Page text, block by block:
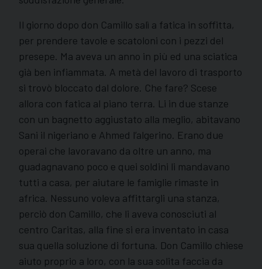
Il giorno dopo don Camillo salì a fatica in soffitta,
per prendere tavole e scatoloni con i pezzi del
presepe. Ma aveva un anno in più ed una sciatica
già ben infiammata. A metà del lavoro di trasporto
si trovò bloccato dal dolore. Che fare? Scese
allora con fatica al piano terra. Li in due stanze
con un bagnetto aggiustato alla meglio, abitavano
Sani il nigeriano e Ahmed l’algerino. Erano due
operai che lavoravano da oltre un anno, ma
guadagnavano poco e quei soldini li mandavano
tutti a casa, per aiutare le famiglie rimaste in
africa. Nessuno voleva affittargli una stanza,
perciò don Camillo, che li aveva conosciuti al
centro Caritas, alla fine si era inventato in casa
sua quella soluzione di fortuna. Don Camillo chiese
aiuto proprio a loro, con la sua solita faccia da